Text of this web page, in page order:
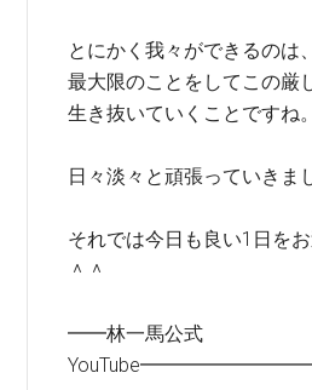
とにかく我々ができるのは
最大限のことをしてこの厳
生き抜いていくことですね。
日々淡々と頑張っていきま
それでは今日も良い1日を
＾＾
━━林一馬公式